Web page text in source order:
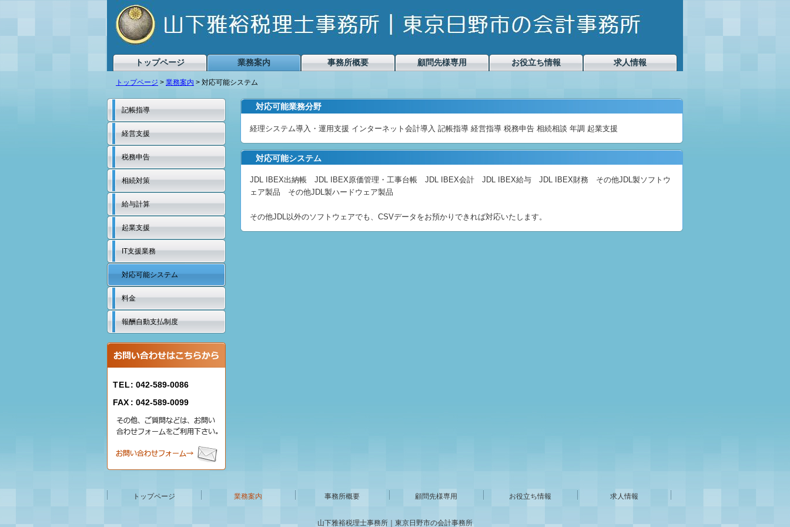
トップページ 業務案内 事務所概要 顧問先様専用 お役立ち情報 求人情報
トップページ > 業務案内 > 対応可能システム
対応可能業務分野
経理システム導入・運用支援 インターネット会計導入 記帳指導 経営指導 税務申告 相続相談 年調 起業支援
対応可能システム
JDL IBEX出納帳 JDL IBEX原価管理・工事台帳 JDL IBEX会計 JDL IBEX給与 JDL IBEX財務 その他JDL製ソフトウ
ェア製品 その他JDL製ハードウェア製品
その他JDL以外のソフトウェアでも、CSVデータをお預かりできれば対応いたします。
記帳指導
経営支援
税務申告
相続対策
給与計算
起業支援
IT支援業務
対応可能システム
料金
報酬自動支払制度
TEL: 042-589-0086
FAX : 042-589-0099
トップページ 業務案内 事務所概要 顧問先様専用 お役立ち情報 求人情報
山下雅裕税理士事務所｜東京日野市の会計事務所